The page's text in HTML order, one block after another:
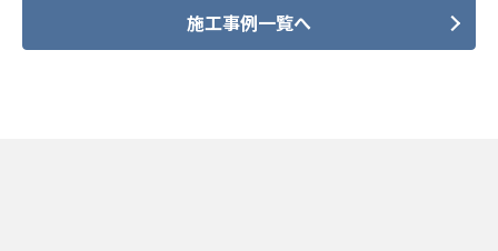
施工事例一覧へ